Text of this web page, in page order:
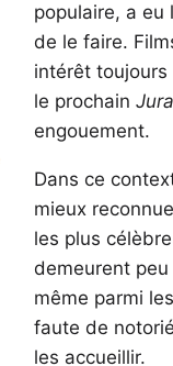
populaire, a eu
de le faire.
intérêt
le prochain
engouement.
Dans ce
mieux
les plus
demeurent
même parmi
faute de
les accueillir.